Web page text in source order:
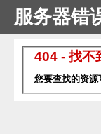
服务器错
404 - 找不
您要查找的资源